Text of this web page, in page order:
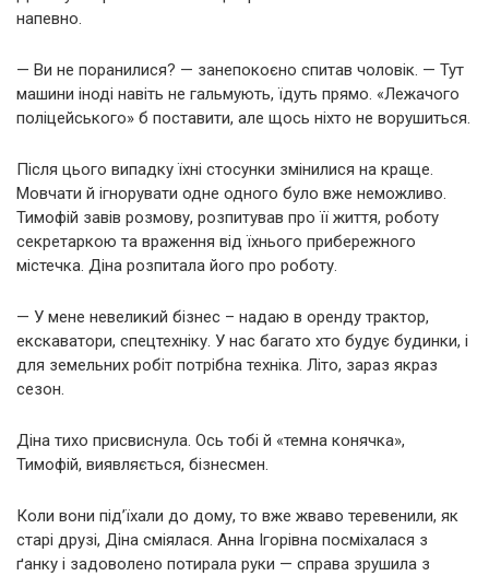
напевно.
— Ви не поранилися? — занепокоєно спитав чоловік. — Тут
машини іноді навіть не гальмують, їдуть прямо. «Лежачого
поліцейського» б поставити, але щось ніхто не ворушиться.
Після цього випадку їхні стосунки змінилися на краще.
Мовчати й ігнорувати одне одного було вже неможливо.
Тимофій завів розмову, розпитував про її життя, роботу
секретаркою та враження від їхнього прибережного
містечка. Діна розпитала його про роботу.
— У мене невеликий бізнес – надаю в оренду трактор,
екскаватори, спецтехніку. У нас багато хто будує будинки, і
для земельних робіт потрібна техніка. Літо, зараз якраз
сезон.
Діна тихо присвиснула. Ось тобі й «темна конячка»,
Тимофій, виявляється, бізнесмен.
Коли вони під’їхали до дому, то вже жваво теревенили, як
старі друзі, Діна сміялася. Анна Ігорівна посміхалася з
ґанку і задоволено потирала руки — справа зрушила з